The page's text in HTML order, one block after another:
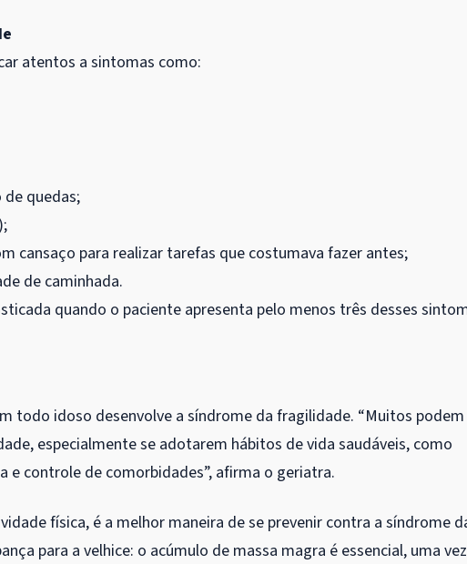
atentos a sintomas como:
quedas;
cansaço para realizar tarefas que costumava fazer antes;
de caminhada.
quando o paciente apresenta pelo menos três desses
todo idoso desenvolve a síndrome da fragilidade. “Muitos podem
especialmente se adotarem hábitos de vida saudáveis, como
e controle de comorbidades”, afirma o geriatra.
física, é a melhor maneira de se prevenir contra a síndrome
para a velhice: o acúmulo de massa magra é essencial, uma vez